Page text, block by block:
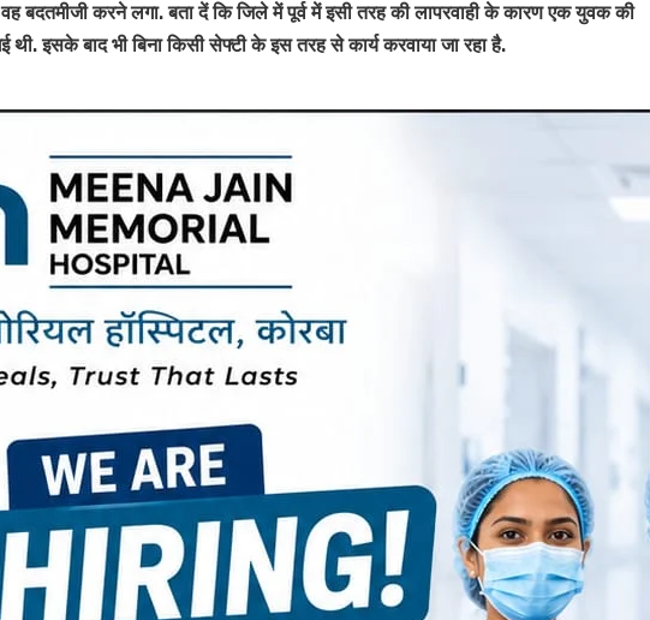
बदतमीजी करने लगा. बता दें कि जिले में पूर्व में इसी तरह की लापरवाही के कारण एक युवक की
थी. इसके बाद भी बिना किसी सेफ्टी के इस तरह से कार्य करवाया जा रहा है.